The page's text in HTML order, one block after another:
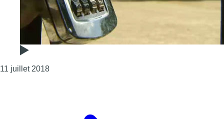
11 juillet 2018Consulter l'article "Sommet de l’Otan: des